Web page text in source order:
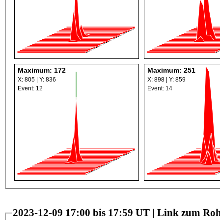
Maximum: 172
X: 805 | Y: 836
Event: 12
Maximum: 251
X: 898 | Y: 859
Event: 14
2023-12-09 17:00 bis 17:59 UT | Link zum